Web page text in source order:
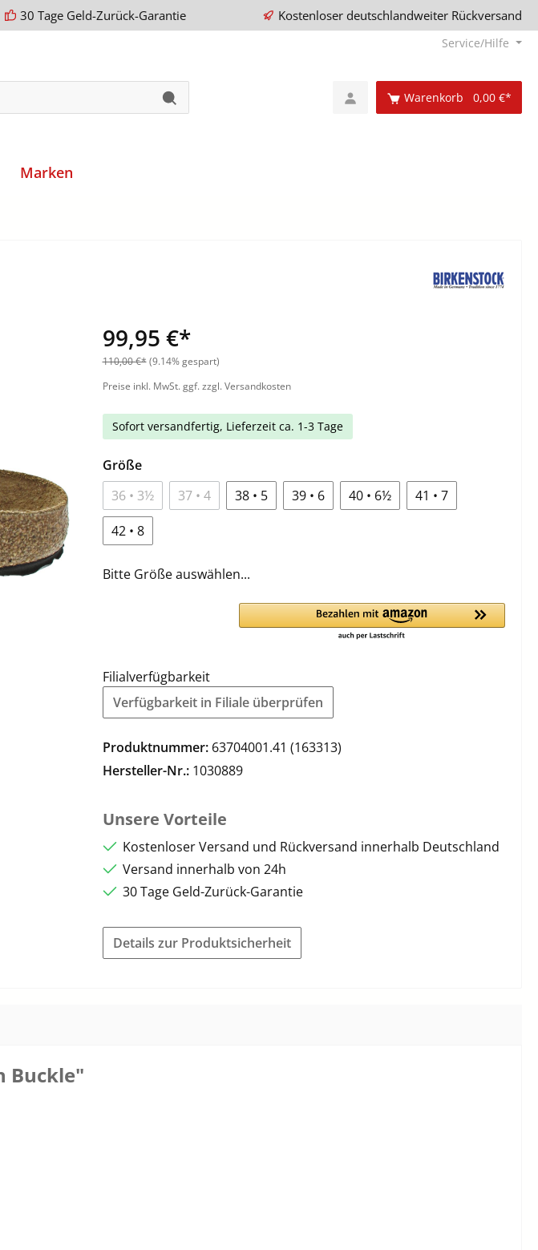
30 Tage Geld-Zurück-Garantie Kostenloser deutschlandweiter Rückversand
Service/Hilfe
Warenkorb 0,00 €*
Marken
99,95 €*
110,00 €* (9.14% gespart)
Preise inkl. MwSt. ggf. zzgl. Versandkosten
Sofort versandfertig, Lieferzeit ca. 1-3 Tage
Größe
36 • 3½
37 • 4 38 • 5 39 • 6 40 • 6½
41 • 7
42 • 8
Bitte Größe auswählen...
Filialverfügbarkeit
Verfügbarkeit in Filiale überprüfen
Produktnummer: 63704001.41 (163313)
Hersteller-Nr.: 1030889
Unsere Vorteile
Kostenloser Versand und Rückversand innerhalb Deutschland
Versand innerhalb von 24h
30 Tage Geld-Zurück-Garantie
Details zur Produktsicherheit
Buckle"